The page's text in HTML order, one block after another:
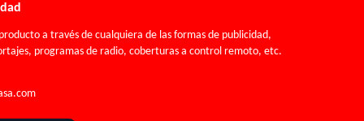
a través de cualquiera de las formas de publicidad,
programas de radio, coberturas a control remoto, etc.